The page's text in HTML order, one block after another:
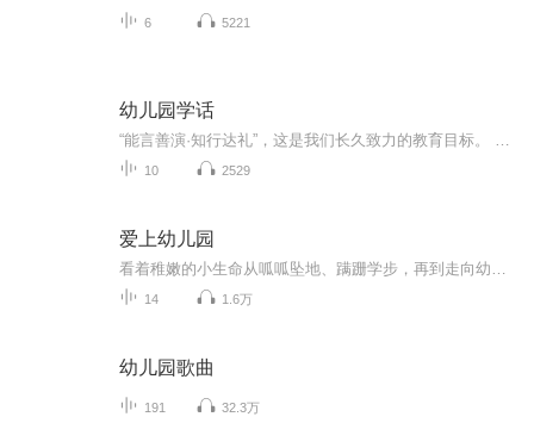
6 5221
幼儿园学话
10 2529
爱上幼儿园
14 1.6万
幼儿园歌曲
191 32.3万